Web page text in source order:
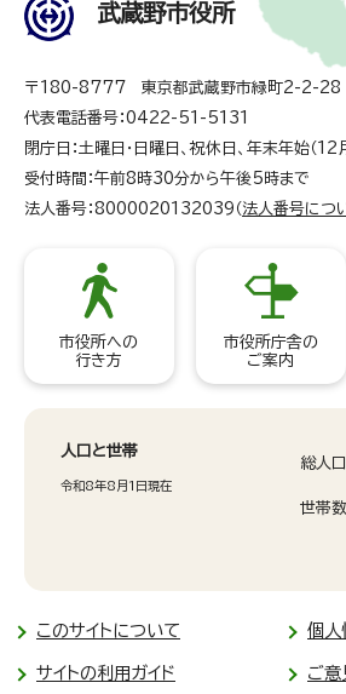
武蔵野市役所
〒180-8777 東京都武蔵野市緑町2-2-28
代表電話番号：0422-51-5131
閉庁日：土曜日・日曜日、祝休日、年末年始（
受付時間：午前8時30分から午後5時まで
法人番号：8000020132039（ 法人番号につ
市役所への
行き方
市役所庁舎の
ご案内
人口と世帯
令和8年8月1日現在
総人口
世帯数
このサイトについて 個人
サイトの利用ガイド ご意